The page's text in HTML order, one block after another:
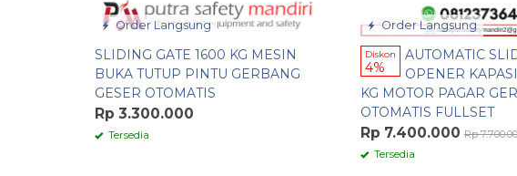
Order Langsung
SLIDING GATE 1600 KG MESIN
BUKA TUTUP PINTU GERBANG
GESER OTOMATIS
Rp 3.300.000
Tersedia
Order Langsung
Diskon
4%
AUTOMATIC
OPENER
KG MOTOR PAGAR
OTOMATIS FULLSET
Rp 7.400.000 Rp
Tersedia